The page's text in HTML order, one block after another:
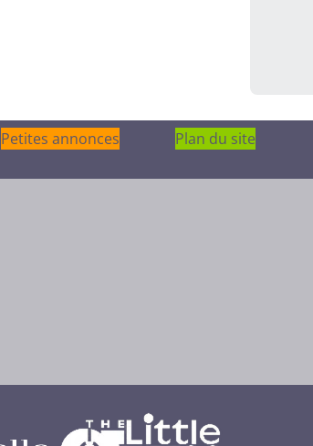
Petites annonces
Plan du site